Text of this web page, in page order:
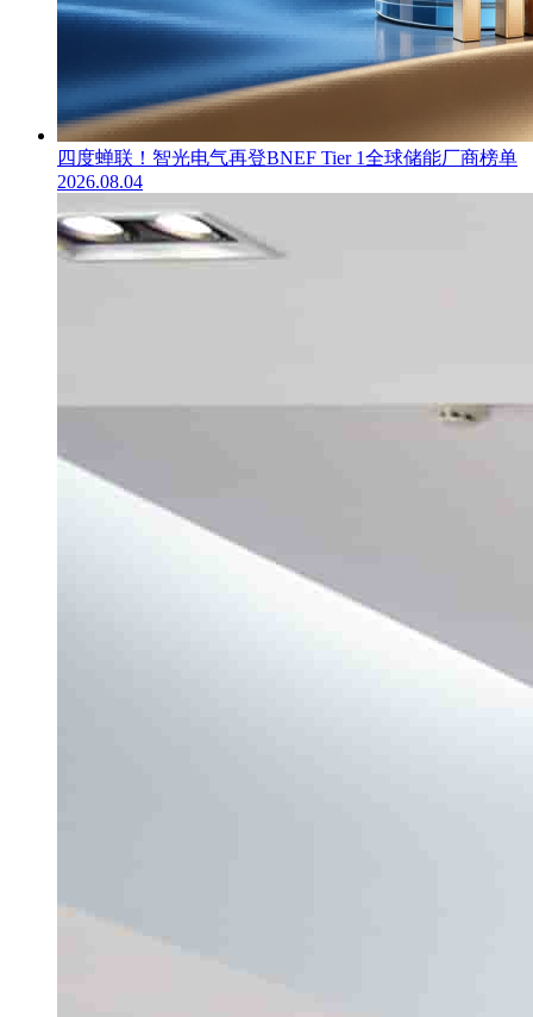
四度蝉联！智光电气再登BNEF Tier 1全球储能厂商榜单
2026.08.04